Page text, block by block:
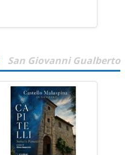
San Giovanni Gualberto